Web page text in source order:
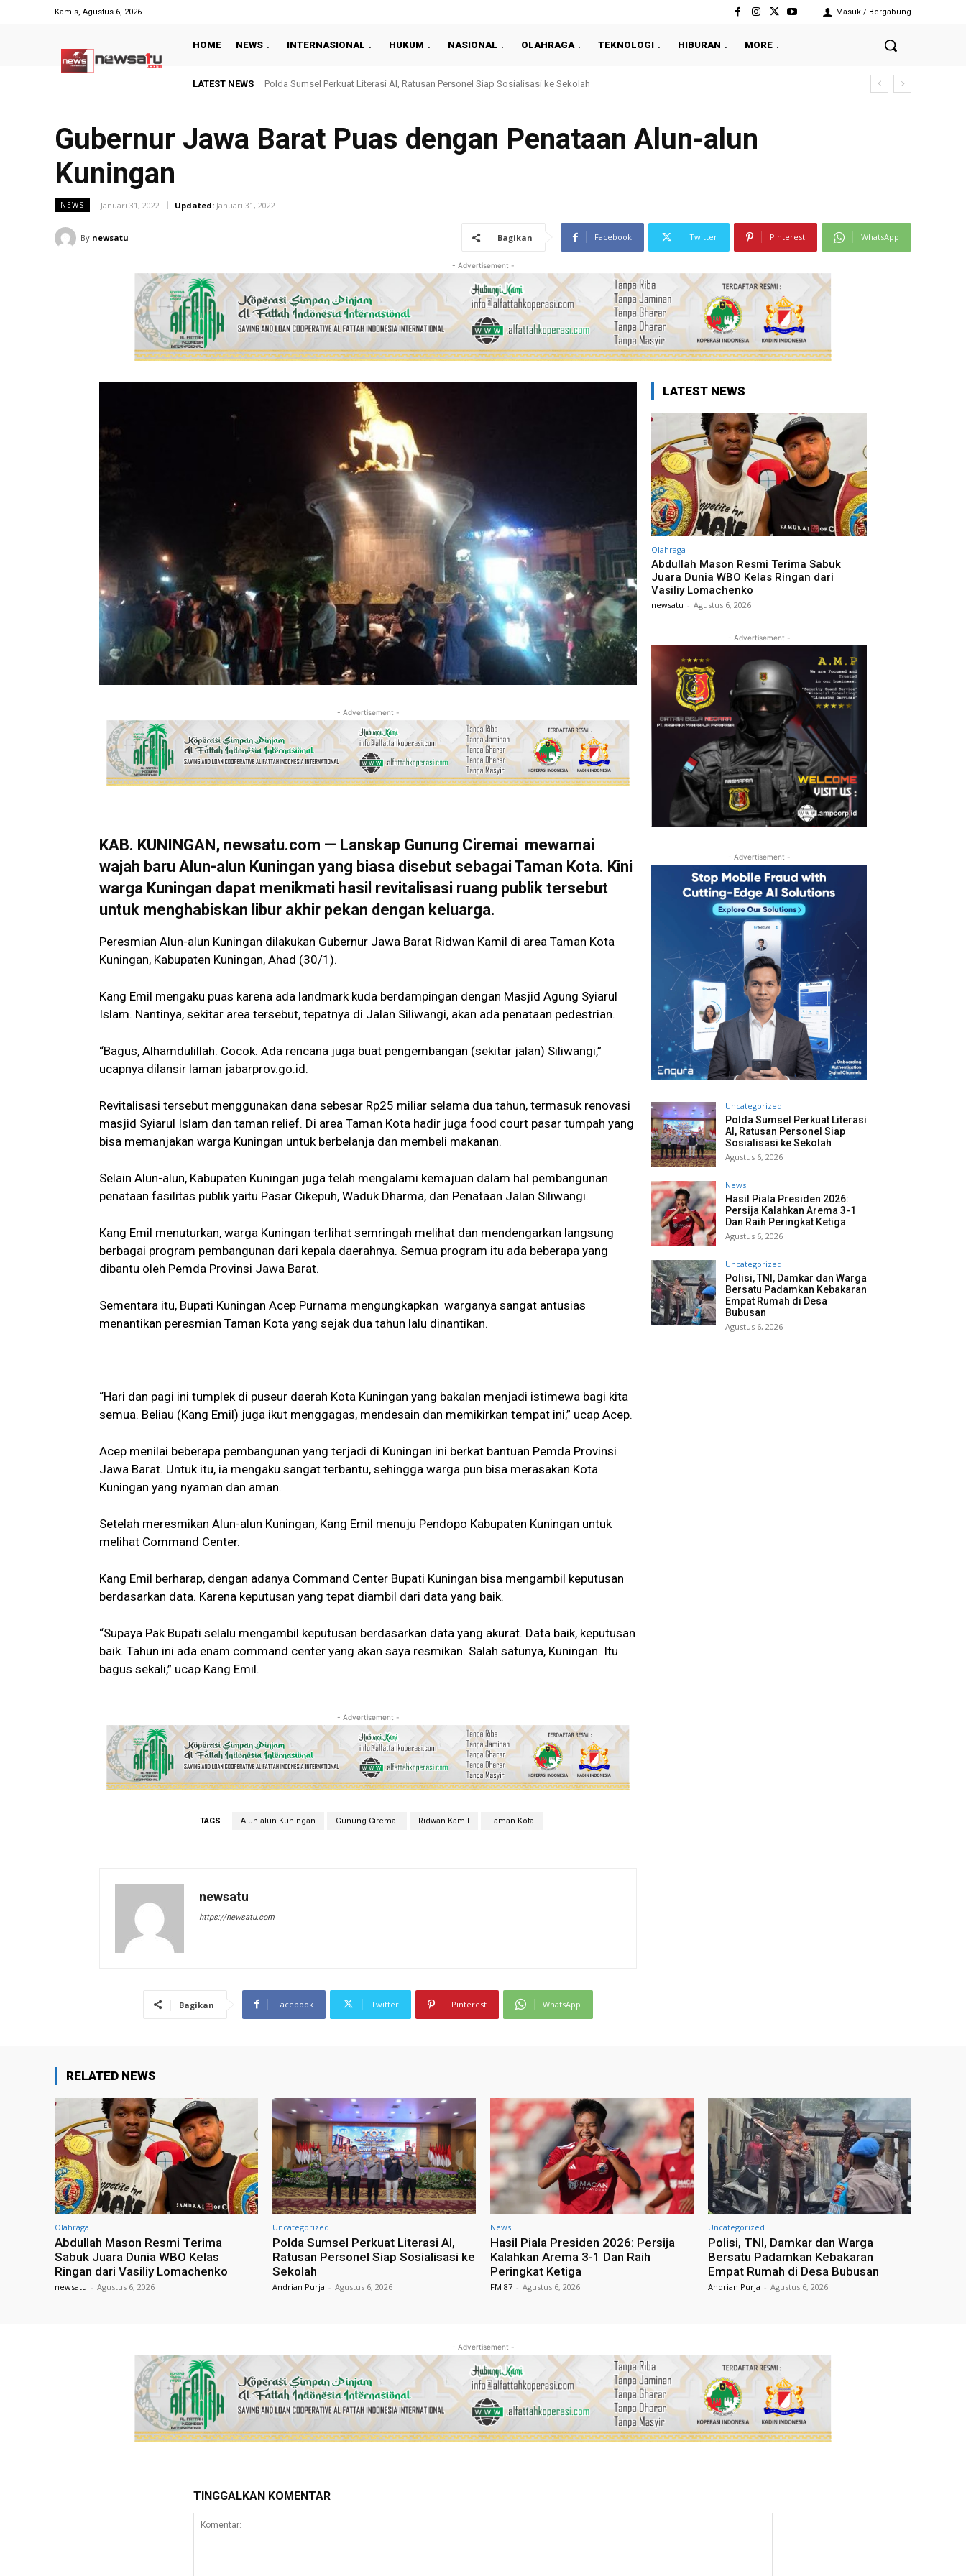
Kamis, Agustus 6, 2026 Masuk / Bergabung
HOME NEWS INTERNASIONAL HUKUM NASIONAL OLAHRAGA TEKNOLOGI HIBURAN MORE
LATEST NEWS Hasil Piala Presiden 2026: Persija Kalahkan Arema 3-1 Dan Raih Peringkat Ketiga
Gubernur Jawa Barat Puas dengan Penataan Alun-alun
Kuningan
NEWS Januari 31, 2022 Updated: Januari 31, 2022
By newsatu Bagikan Facebook Twitter Pinterest WhatsApp
- Advertisement -
- Advertisement -
KAB. KUNINGAN, newsatu.com — Lanskap Gunung Ciremai mewarnai
wajah baru Alun-alun Kuningan yang biasa disebut sebagai Taman Kota. Kini
warga Kuningan dapat menikmati hasil revitalisasi ruang publik tersebut
untuk menghabiskan libur akhir pekan dengan keluarga.
Peresmian Alun-alun Kuningan dilakukan Gubernur Jawa Barat Ridwan Kamil di area Taman Kota
Kuningan, Kabupaten Kuningan, Ahad (30/1).
Kang Emil mengaku puas karena ada landmark kuda berdampingan dengan Masjid Agung Syiarul
Islam. Nantinya, sekitar area tersebut, tepatnya di Jalan Siliwangi, akan ada penataan pedestrian.
“Bagus, Alhamdulillah. Cocok. Ada rencana juga buat pengembangan (sekitar jalan) Siliwangi,”
ucapnya dilansir laman jabarprov.go.id.
Revitalisasi tersebut menggunakan dana sebesar Rp25 miliar selama dua tahun, termasuk renovasi
masjid Syiarul Islam dan taman relief. Di area Taman Kota hadir juga food court pasar tumpah yang
bisa memanjakan warga Kuningan untuk berbelanja dan membeli makanan.
Selain Alun-alun, Kabupaten Kuningan juga telah mengalami kemajuan dalam hal pembangunan
penataan fasilitas publik yaitu Pasar Cikepuh, Waduk Dharma, dan Penataan Jalan Siliwangi.
Kang Emil menuturkan, warga Kuningan terlihat semringah melihat dan mendengarkan langsung
berbagai program pembangunan dari kepala daerahnya. Semua program itu ada beberapa yang
dibantu oleh Pemda Provinsi Jawa Barat.
Sementara itu, Bupati Kuningan Acep Purnama mengungkapkan warganya sangat antusias
menantikan peresmian Taman Kota yang sejak dua tahun lalu dinantikan.
“Hari dan pagi ini tumplek di puseur daerah Kota Kuningan yang bakalan menjadi istimewa bagi kita
semua. Beliau (Kang Emil) juga ikut menggagas, mendesain dan memikirkan tempat ini,” ucap Acep.
Acep menilai beberapa pembangunan yang terjadi di Kuningan ini berkat bantuan Pemda Provinsi
Jawa Barat. Untuk itu, ia mengaku sangat terbantu, sehingga warga pun bisa merasakan Kota
Kuningan yang nyaman dan aman.
Setelah meresmikan Alun-alun Kuningan, Kang Emil menuju Pendopo Kabupaten Kuningan untuk
melihat Command Center.
Kang Emil berharap, dengan adanya Command Center Bupati Kuningan bisa mengambil keputusan
berdasarkan data. Karena keputusan yang tepat diambil dari data yang baik.
“Supaya Pak Bupati selalu mengambil keputusan berdasarkan data yang akurat. Data baik, keputusan
baik. Tahun ini ada enam command center yang akan saya resmikan. Salah satunya, Kuningan. Itu
bagus sekali,” ucap Kang Emil.
- Advertisement -
TAGS Alun-alun Kuningan Gunung Ciremai Ridwan Kamil Taman Kota
newsatu
https://newsatu.com
Bagikan Facebook Twitter Pinterest WhatsApp
LATEST NEWS
Olahraga
Abdullah Mason Resmi Terima Sabuk
Juara Dunia WBO Kelas Ringan dari
Vasiliy Lomachenko
newsatu - Agustus 6, 2026
- Advertisement -
- Advertisement -
Uncategorized
Polda Sumsel Perkuat Literasi
AI, Ratusan Personel Siap
Sosialisasi ke Sekolah
Agustus 6, 2026
News
Hasil Piala Presiden 2026:
Persija Kalahkan Arema 3-1
Dan Raih Peringkat Ketiga
Agustus 6, 2026
Uncategorized
Polisi, TNI, Damkar dan Warga
Bersatu Padamkan Kebakaran
Empat Rumah di Desa
Bubusan
Agustus 6, 2026
RELATED NEWS
Olahraga
Abdullah Mason Resmi Terima
Sabuk Juara Dunia WBO Kelas
Ringan dari Vasiliy Lomachenko
newsatu - Agustus 6, 2026
Uncategorized
Polda Sumsel Perkuat Literasi AI,
Ratusan Personel Siap Sosialisasi ke
Sekolah
Andrian Purja - Agustus 6, 2026
News
Hasil Piala Presiden 2026: Persija
Kalahkan Arema 3-1 Dan Raih
Peringkat Ketiga
FM 87 - Agustus 6, 2026
Uncategorized
Polisi, TNI, Damkar dan Warga
Bersatu Padamkan Kebakaran
Empat Rumah di Desa Bubusan
Andrian Purja - Agustus 6, 2026
- Advertisement -
TINGGALKAN KOMENTAR